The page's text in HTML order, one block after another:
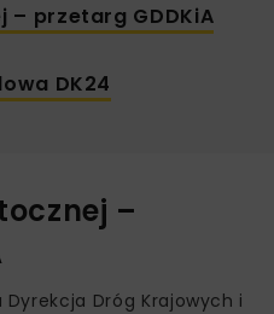
– przetarg GDDKiA
DK24
–
Dróg Krajowych i